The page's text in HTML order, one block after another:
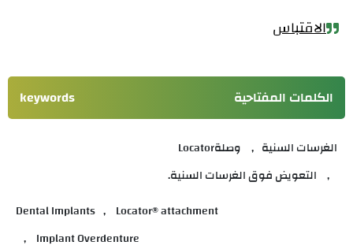
الاقتباس
الكلمات المفتاحية keywords
الغرسات السنية
وصلةLocator
التعويض فوق الغرسات السنية.
Dental Implants
Locator® attachment
Implant Overdenture